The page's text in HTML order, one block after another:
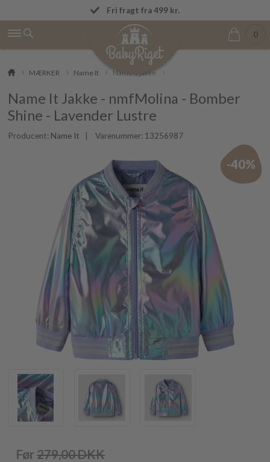
Fri fragt fra 499 kr.
Fremragende på Trustpilot ★★★★★ 4,9/5
0
MÆRKER Name It Name It jakke
Name It Jakke - nmfMolina - Bomber
Shine - Lavender Lustre
Producent: Name It | Varenummer: 13256987
-40%
Før279,00DKK